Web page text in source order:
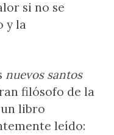
si no se
y la
nuevos santos
filósofo de la
libro
leído: